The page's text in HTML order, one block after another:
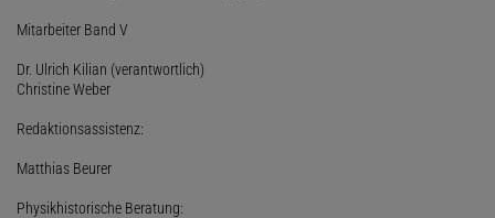
Mitarbeiter Band V
Dr. Ulrich Kilian (verantwortlich)
Christine Weber
Redaktionsassistenz:
Matthias Beurer
Physikhistorische Beratung: